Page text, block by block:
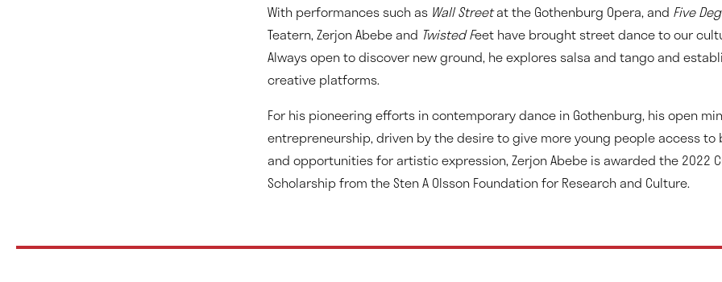
With performances such as Wall Streetat the Gothenburg Opera, and Five
Teatern, Zerjon Abebe and Twisted Feet have brought street dance to our
Always open to discover new ground, he explores salsa and tango and
creative platforms.
For his pioneering efforts in contemporary dance in Gothenburg, his open
entrepreneurship, driven by the desire to give more young people access
and opportunities for artistic expression, Zerjon Abebe is awarded the 2022
Scholarship from the Sten A Olsson Foundation for Research and Culture.